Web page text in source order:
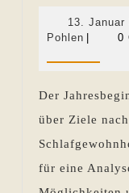
13. Januar
Pohlen Martina
0
Der
über Ziele
für eine